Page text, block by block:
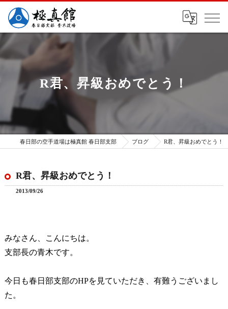
R君、昇級おめでとう！
春日部の空手道場は極真館 春日部支部 ブログ R君、昇級おめでとう！
R君、昇級おめでとう！
2013/09/26
みなさん、こんにちは。
支部長の青木です。
今日も春日部支部のHPを見ていただき、有難うございまし
た。